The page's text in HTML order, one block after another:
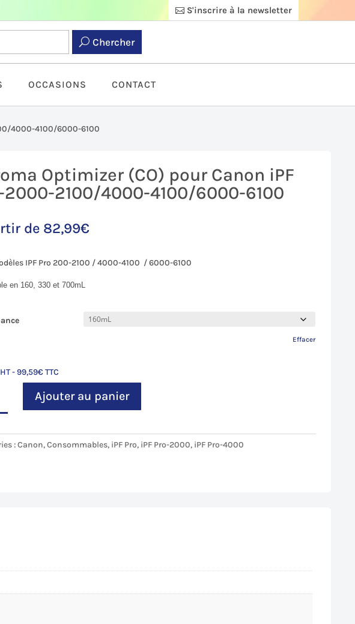
S'inscrire à la newsletter
Chercher
OCCASIONS CONTACT
4000-4100/6000-6100
Optimizer (CO) pour Canon iPF
2000-2100/4000-4100/6000-6100
de 82,99€
IPF Pro 200-2100 / 4000-4100 / 6000-6100
en 160, 330 et 700mL
Effacer
HT -99,59€TTC
Ajouter au panier
:Canon,Consommables, iPF Pro, iPF Pro-2000, iPF Pro-4000